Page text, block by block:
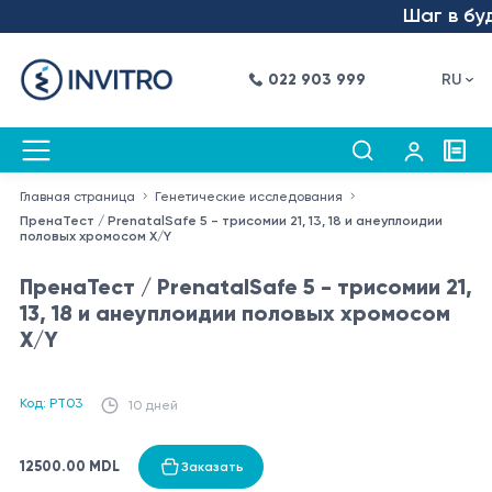
Шаг в
022 903 999 RU
Главная страница
Генетические исследования
ПренаТест / PrenatalSafe 5 - трисомии 21, 13, 18 и анеуплоидии
половых хромосом X/Y
ПренаТест / PrenatalSafe 5 - трисомии 21,
13, 18 и анеуплоидии половых хромосом
X/Y
Код: PT03 10 дней
12500.00 MDL Заказать